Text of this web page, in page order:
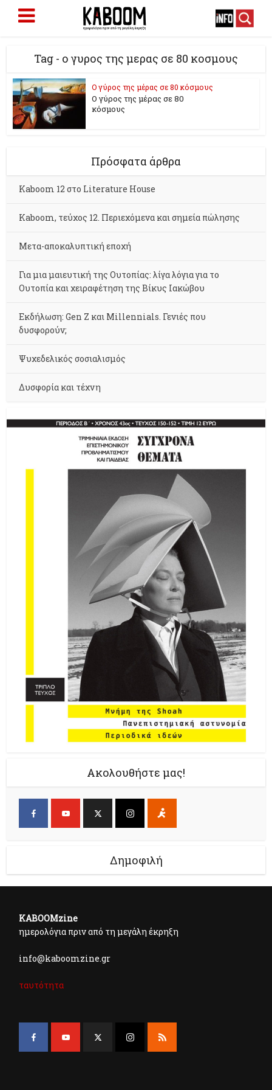
Tag - ο γυρος της μερας σε 80 κοσμους
Ο γύρος της μέρας σε 80 κόσμους
Ο γύρος της μέρας σε 80
κόσμους
Πρόσφατα άρθρα
Kaboom 12 στο Literature House
Kaboom, τεύχος 12. Περιεχόμενα και σημεία πώλησης
Μετα-αποκαλυπτική εποχή
Για μια μαιευτική της Ουτοπίας: λίγα λόγια για το
Ουτοπία και χειραφέτηση της Βίκυς Ιακώβου
Εκδήλωση: Gen Z και Millennials. Γενιές που
δυσφορούν;
Ψυχεδελικός σοσιαλισμός
Δυσφορία και τέχνη
Ακολουθήστε μας!
Δημοφιλή
KABOOMzine
ημερολόγια πριν από τη μεγάλη έκρηξη
info@kaboomzine.gr
ταυτότητα